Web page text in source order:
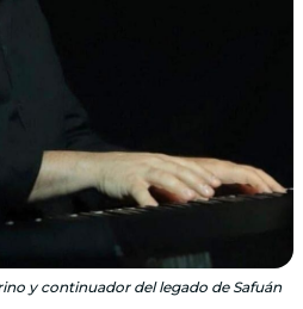
y continuador del legado de Safuán